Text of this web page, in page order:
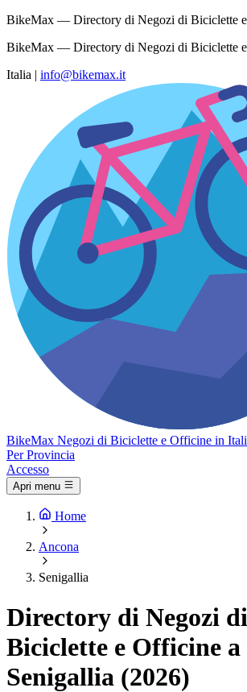
BikeMax — Directory di Negozi di Biciclette
BikeMax — Directory di Negozi di Biciclette
Italia | info@bikemax.it
BikeMax Negozi di Biciclette e Officine in
Per Provincia
Accesso
Apri menu
Home
Ancona
Senigallia
Directory di Negozi di
Biciclette e Officine a
Senigallia (2026)